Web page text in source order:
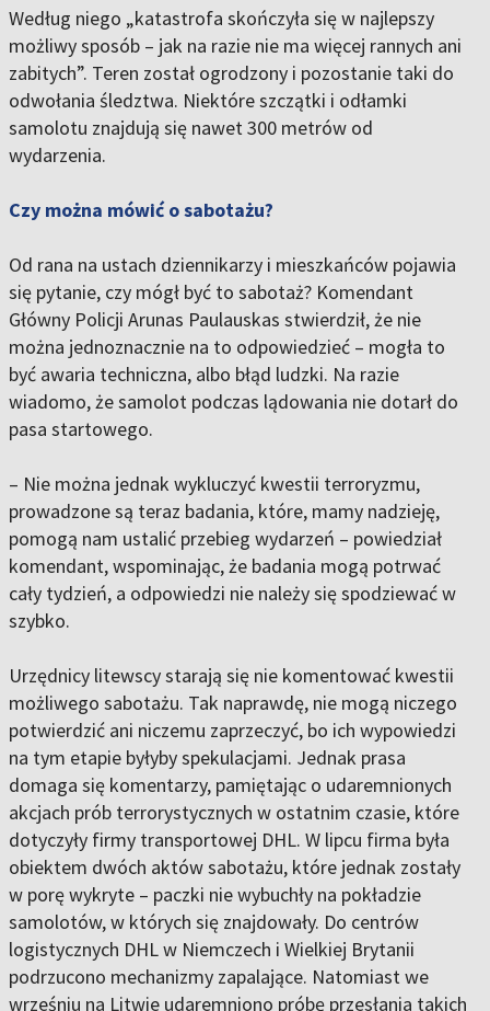
Według niego „katastrofa skończyła się w najlepszy
możliwy sposób – jak na razie nie ma więcej rannych ani
zabitych”. Teren został ogrodzony i pozostanie taki do
odwołania śledztwa. Niektóre szczątki i odłamki
samolotu znajdują się nawet 300 metrów od
wydarzenia.
Czy można mówić o sabotażu?
Od rana na ustach dziennikarzy i mieszkańców pojawia
się pytanie, czy mógł być to sabotaż? Komendant
Główny Policji Arunas Paulauskas stwierdził, że nie
można jednoznacznie na to odpowiedzieć – mogła to
być awaria techniczna, albo błąd ludzki. Na razie
wiadomo, że samolot podczas lądowania nie dotarł do
pasa startowego.
– Nie można jednak wykluczyć kwestii terroryzmu,
prowadzone są teraz badania, które, mamy nadzieję,
pomogą nam ustalić przebieg wydarzeń – powiedział
komendant, wspominając, że badania mogą potrwać
cały tydzień, a odpowiedzi nie należy się spodziewać w
szybko.
Urzędnicy litewscy starają się nie komentować kwestii
możliwego sabotażu. Tak naprawdę, nie mogą niczego
potwierdzić ani niczemu zaprzeczyć, bo ich wypowiedzi
na tym etapie byłyby spekulacjami. Jednak prasa
domaga się komentarzy, pamiętając o udaremnionych
akcjach prób terrorystycznych w ostatnim czasie, które
dotyczyły firmy transportowej DHL. W lipcu firma była
obiektem dwóch aktów sabotażu, które jednak zostały
w porę wykryte – paczki nie wybuchły na pokładzie
samolotów, w których się znajdowały. Do centrów
logistycznych DHL w Niemczech i Wielkiej Brytanii
podrzucono mechanizmy zapalające. Natomiast we
wrześniu na Litwie udaremniono próbę przesłania takich